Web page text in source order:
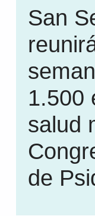
San
1.500
salud
de